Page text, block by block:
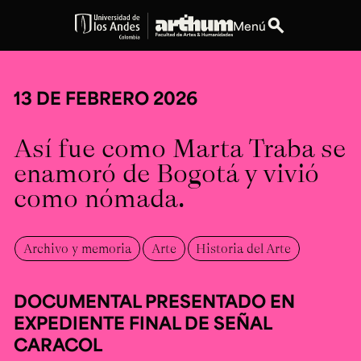
Menúsearch
Espacios expand_more
Explora ArteHum
Este. Bloque K.
Arte e
Literatura y
Narrativas Digitales
Ext. 2501
Música
13 DE FEBRERO 2026
Así fue como Marta Traba se
enamoró de Bogotá y vivió
como nómada.
Archivo y memoria Arte Historia del Arte
DOCUMENTAL PRESENTADO EN
EXPEDIENTE FINAL DE SEÑAL
CARACOL